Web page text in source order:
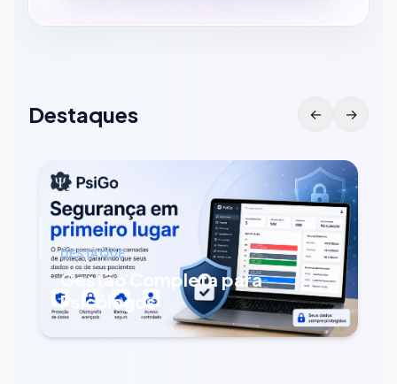
Destaques ← →
DESTAQUE
Gestão Completa para
Psicólogos